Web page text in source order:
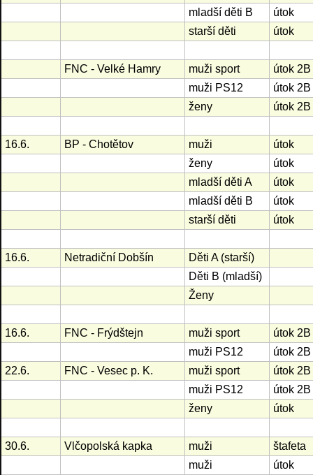
mladší děti B
útok
starší děti
útok
FNC - Velké Hamry muži sport
útok
muži PS12
útok
ženy
útok
16.6. BP - Chotětov muži
útok
ženy
útok
mladší děti A
útok
mladší děti B
útok
starší děti
útok
16.6. Netradiční Dobšín
Děti A (starší)
Děti B (mladší)
Ženy
16.6. FNC - Frýdštejn muži sport
útok
muži PS12
útok
22.6.
FNC - Vesec p. K. muži sport
útok
muži PS12
útok
ženy
útok
30.6. Vlčopolská kapka muži
štafeta
muži
útok